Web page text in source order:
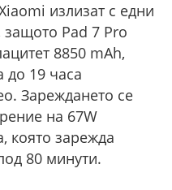
излизат с едни
защото Pad 7 Pro
8850 mAh,
до 19 часа
Зареждането се
на 67W
която зарежда
80 минути.